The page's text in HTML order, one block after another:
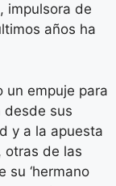
impulsora de
años ha
un empuje para
desde sus
y a la apuesta
otras de las
su ‘hermano